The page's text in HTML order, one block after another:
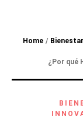
Home / Bienestar
¿Por qué